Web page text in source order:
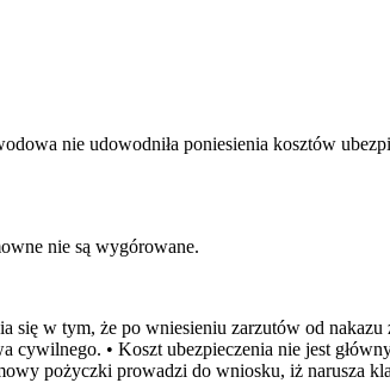
nie udowodniła poniesienia kosztów
nie są wygórowane.
w tym, że po wniesieniu zarzutów od
cywilnego. • Koszt ubezpieczenia nie jest
pożyczki prowadzi do wniosku, iż narusza